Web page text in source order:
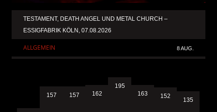
TESTAMENT, DEATH ANGEL UND METAL CHURCH –
ESSIGFABRIK KÖLN, 07.08.2026
ALLGEMEIN 8 AUG.
157 157 162
195
163 152
135